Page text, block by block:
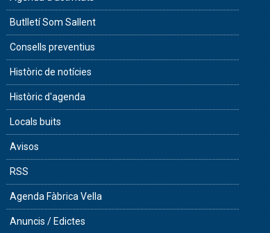
Butlletí Som Sallent
Consells preventius
Històric de notícies
Històric d'agenda
Locals buits
Avisos
RSS
Agenda Fàbrica Vella
Anuncis / Edictes